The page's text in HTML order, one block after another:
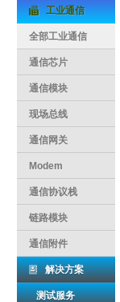
工业通信
全部工业通信
通信芯片
通信模块
现场总线
通信网关
Modem
通信协议栈
链路模块
通信附件
解决方案
测试服务